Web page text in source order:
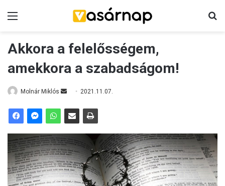
Akkora a felelősségem,
amekkora a szabadságom!
Molnár Miklós
n
a
n
e
m
2021.11.07.